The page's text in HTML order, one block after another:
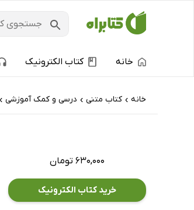
خانه کتاب الکترونیک
خانه › کتاب‌ متنی › درسی و کمک آموزشی ›
۶۳۰,۰۰۰ تومان
خرید کتاب الکترونیک